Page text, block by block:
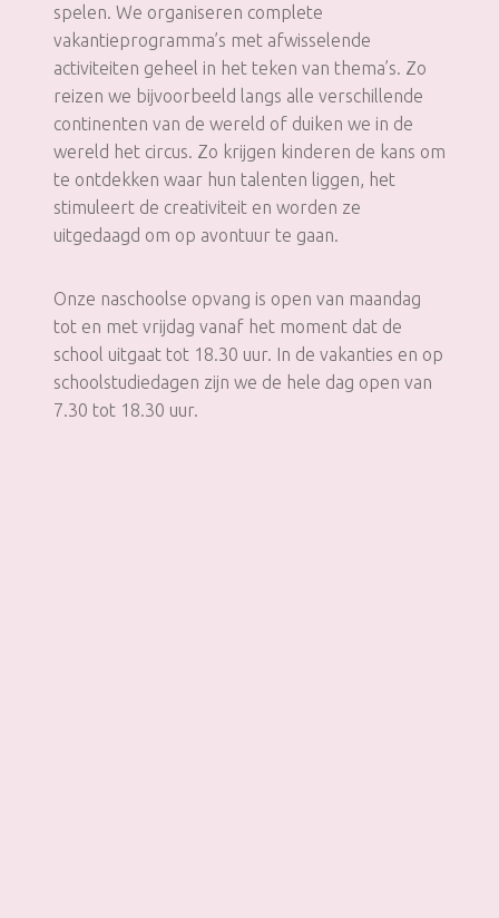
spelen. We organiseren complete
vakantieprogramma’s met afwisselende
activiteiten geheel in het teken van thema’s. Zo
reizen we bijvoorbeeld langs alle verschillende
continenten van de wereld of duiken we in de
wereld het circus. Zo krijgen kinderen de kans om
te ontdekken waar hun talenten liggen, het
stimuleert de creativiteit en worden ze
uitgedaagd om op avontuur te gaan.
Onze naschoolse opvang is open van maandag
tot en met vrijdag vanaf het moment dat de
school uitgaat tot 18.30 uur. In de vakanties en op
schoolstudiedagen zijn we de hele dag open van
7.30 tot 18.30 uur.